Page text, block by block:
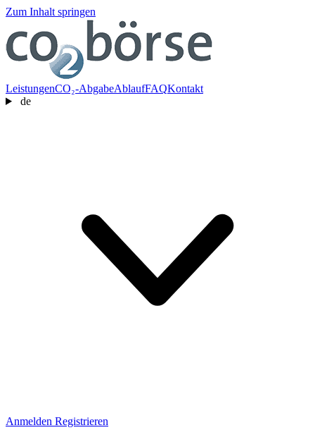
Zum Inhalt springen
LeistungenCO₂-AbgabeAblaufFAQKontakt
de
Anmelden Registrieren